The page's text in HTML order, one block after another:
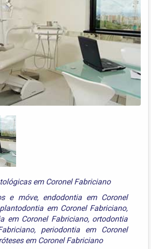
em Coronel Fabriciano
e móve, endodontia em Coronel
em Coronel Fabriciano,
em Coronel Fabriciano, ortodontia
, periodontia em Coronel
em Coronel Fabriciano